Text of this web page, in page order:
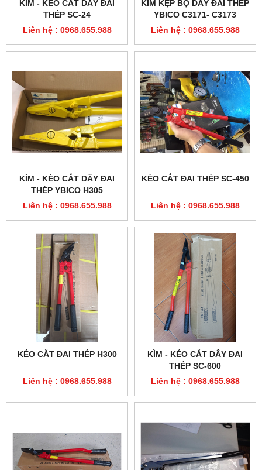
KÌM - KÉO CẮT DÂY ĐAI
THÉP SC-24
Liên hệ : 0968.655.988
KÌM KẸP BỌ DÂY ĐAI THÉP
YBICO C3171- C3173
Liên hệ : 0968.655.988
KÌM - KÉO CẮT DÂY ĐAI
THÉP YBICO H305
Liên hệ : 0968.655.988
KÉO CẮT ĐAI THÉP SC-450
Liên hệ : 0968.655.988
KÉO CẮT ĐAI THÉP H300
Liên hệ : 0968.655.988
KÌM - KÉO CẮT DÂY ĐAI
THÉP SC-600
Liên hệ : 0968.655.988